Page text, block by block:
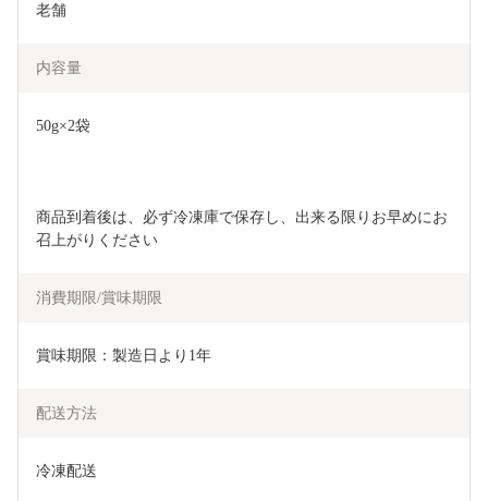
老舗
内容量
50g×2袋
商品到着後は、必ず冷凍庫で保存し、出来る限りお早めにお
召上がりください
消費期限/賞味期限
賞味期限：製造日より1年
配送方法
冷凍配送